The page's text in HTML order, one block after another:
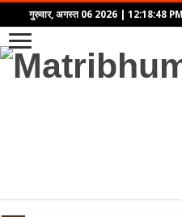
गुरुवार, अगस्त 06 2026 12:18:48 PM